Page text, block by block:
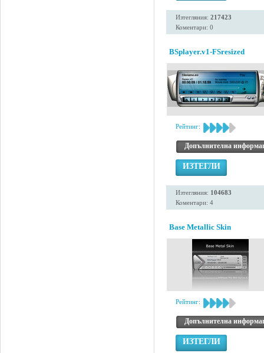
Изтегляния: 217423
Коментари: 0
BSplayer.v1-FSresized
Рейтинг:
Допълнителна
ИЗТЕГЛИ
Изтегляния: 104683
Коментари: 4
Base Metallic Skin
Рейтинг:
Допълнителна
ИЗТЕГЛИ